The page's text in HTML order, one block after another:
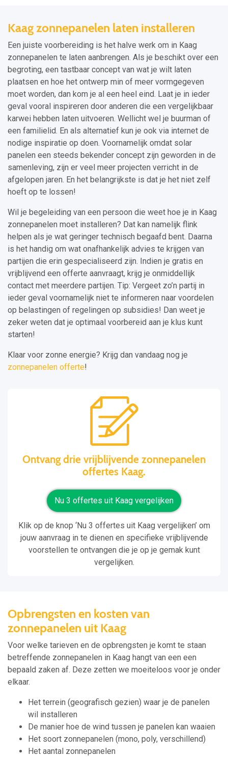
Kaag zonnepanelen laten installeren
Een juiste voorbereiding is het halve werk om in Kaag
zonnepanelen te laten aanbrengen. Als je beschikt over een
begroting, een tastbaar concept van wat je wilt laten
plaatsen en hoe het ontwerp min of meer vormgegeven
moet worden, dan kom je al een heel eind. Laat je in ieder
geval vooral inspireren door anderen die een vergelijkbaar
karwei hebben laten uitvoeren. Wellicht wel je buurman of
een familielid. En als alternatief kun je ook via internet de
nodige inspiratie op doen. Voornamelijk omdat solar
panelen een steeds bekender concept zijn geworden in de
samenleving, zijn er veel meer projecten verricht in de
afgelopen jaren. En het belangrijkste is dat je het niet zelf
hoeft op te lossen!
Wil je begeleiding van een persoon die weet hoe je in Kaag
zonnepanelen moet installeren? Dat kan namelijk flink
helpen als je wat geringer technisch begaafd bent. Daarna
is het handig om wat onafhankelijk advies te krijgen van
partijen die erin gespecialiseerd zijn. Indien je gratis en
vrijblijvend een offerte aanvraagt, krijg je onmiddellijk
contact met meerdere partijen. Tip: Vergeet zo’n partij in
ieder geval voornamelijk niet te informeren naar voordelen
op belastingen of regelingen op subsidies! Dan weet je
zeker weten dat je optimaal voorbereid aan je klus kunt
starten!
Klaar voor zonne energie? Krijg dan vandaag nog je
zonnepanelen offerte!
Ontvang drie vrijblijvende zonnepanelen
offertes Kaag.
Nu 3 offertes uit Kaag vergelijken
Klik op de knop ‘Nu 3 offertes uit Kaag vergelijken’ om
jouw aanvraag in te dienen en specifieke vrijblijvende
voorstellen te ontvangen die je op je gemak kunt
vergelijken.
Opbrengsten en kosten van
zonnepanelen uit Kaag
Voor welke tarieven en de opbrengsten je komt te staan
betreffende zonnepanelen in Kaag hangt van een een
bepaald zaken af. Deze zetten we moeiteloos voor je onder
elkaar.
Het terrein (geografisch gezien) waar je de panelen
wil installeren
De manier hoe de wind tussen je panelen kan waaien
Het soort zonnepanelen (mono, poly, verschillend)
Het aantal zonnepanelen